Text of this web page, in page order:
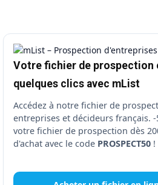
Votre fichier de prospection
quelques clics avec mList
Accédez à notre fichier de
entreprises et décideurs français. -
votre fichier de prospection dès
d'achat avec le code PROSPECT50!